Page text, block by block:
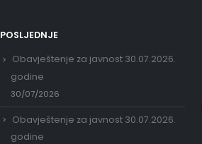
POSLJEDNJE
Obavještenje za javnost 30.07.2026.
godine
30/07/2026
Obavještenje za javnost 30.07.2026.
godine